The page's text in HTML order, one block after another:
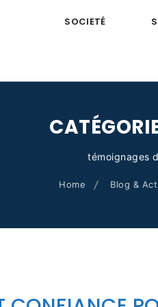
SOCIETÉ
témoignages
Home Blog &